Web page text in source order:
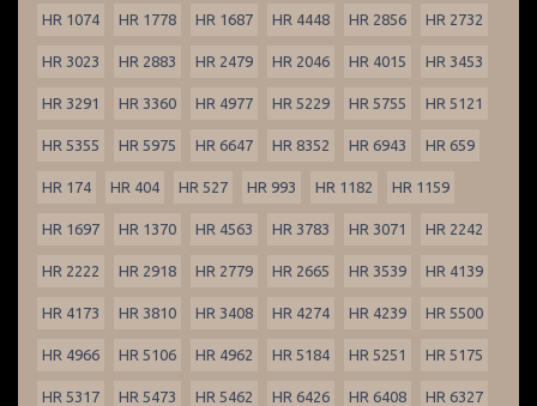
HR 1074 HR 1778 HR 1687 HR 4448 HR 2856 HR 2732
HR 3023 HR 2883 HR 2479 HR 2046 HR 4015 HR 3453
HR 3291 HR 3360 HR 4977 HR 5229 HR 5755 HR 5121
HR 5355 HR 5975 HR 6647 HR 8352 HR 6943 HR 659
HR 174 HR 404 HR 527 HR 993 HR 1182 HR 1159
HR 1697 HR 1370 HR 4563 HR 3783 HR 3071 HR 2242
HR 2222 HR 2918 HR 2779 HR 2665 HR 3539 HR 4139
HR 4173 HR 3810 HR 3408 HR 4274 HR 4239 HR 5500
HR 4966 HR 5106 HR 4962 HR 5184 HR 5251 HR 5175
HR 5317 HR 5473 HR 5462 HR 6426 HR 6408 HR 6327